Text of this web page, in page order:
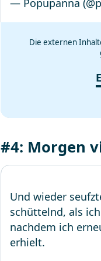
— Popupanna
Die externen
#4: Morgen
Und wieder
schüttelnd, als
nachdem ich
erhielt.